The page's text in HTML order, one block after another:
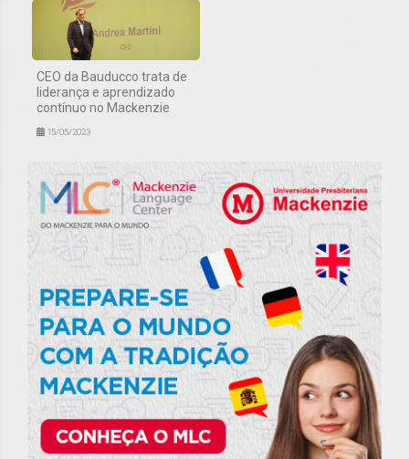
CEO da Bauducco trata de
liderança e aprendizado
contínuo no Mackenzie
15/05/2023